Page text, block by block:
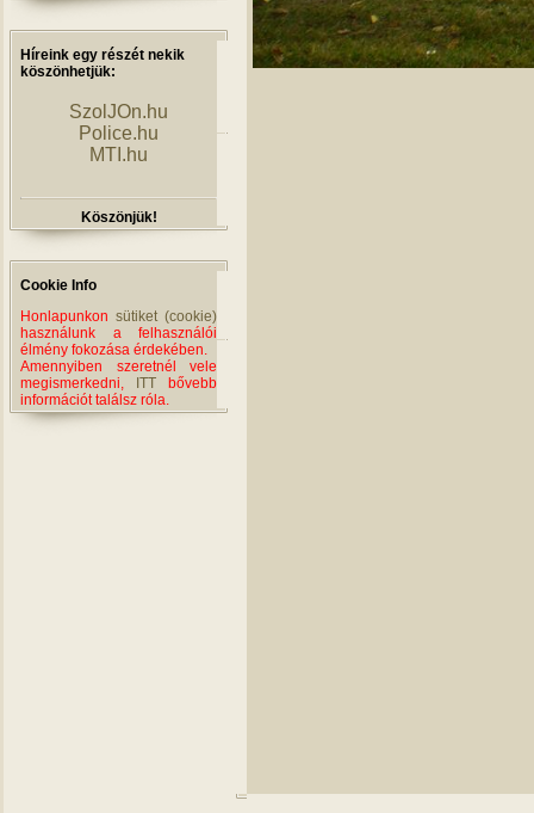
Híreink egy részét nekik
köszönhetjük:
SzolJOn.hu
Police.hu
MTI.hu
Köszönjük!
Cookie Info
Honlapunkon sütiket (cookie)
használunk a felhasználói
élmény fokozása érdekében.
Amennyiben szeretnél vele
megismerkedni,
ITT bővebb
információt találsz róla.